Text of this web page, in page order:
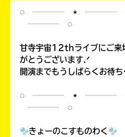
◌ ┈┈┈┈ ⋆ ┈┈┈┈
┈┈┈┈ ◌
甘寺宇宙12thライブにご来
がとうございます.ᐟ
開演までもうしばらくお待ち
◌ ┈┈┈┈ ⋆ ┈┈┈┈
┈┈┈┈ ◌
きょーのこすものわく